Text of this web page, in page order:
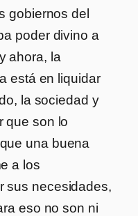
gobiernos del
poder divino a
ahora, la
está en liquidar
la sociedad y
que son lo
una buena
a los
sus necesidades,
eso no son ni